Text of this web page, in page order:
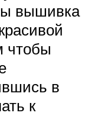
вышивка
чтобы
в
к